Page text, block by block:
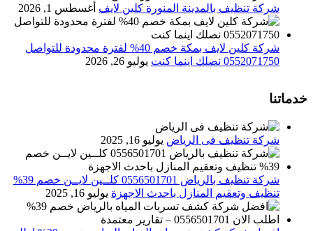
شركة تنظيف بالمدينة المنورة كلين لايف أغسطس 1, 2026
شركة كلين لايف بمكة خصم 40% لفترة محدودة للتواصل
0552071750 نصلك اينما كنت
يوليو 26, 2026
خدماتنا
شركة تنظيف فى الرياض يوليو 16, 2025
شركة تنظيف بالرياض 0556501701 كلــين لايــن خصم 39%
تنظيف وتعقيم المنازل باحدث الاجهزة يوليو 16, 2025